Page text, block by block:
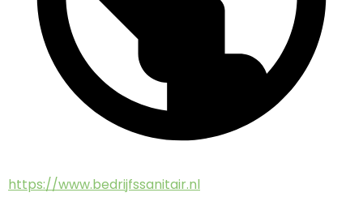
https://www.bedrijfssanitair.nl